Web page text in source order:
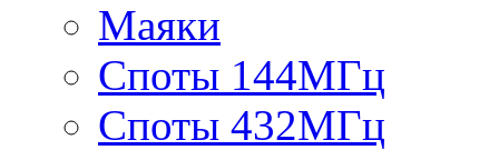
Маяки
Споты 144МГц
Споты 432МГц